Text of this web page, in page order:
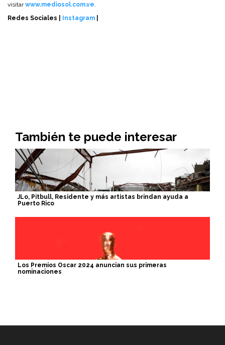
visitarwww.mediosol.com.ve.
Redes Sociales |
Instagram
También te puede interesar
JLo, Pitbull, Residente y más artistas brindan ayuda a
Puerto Rico
Los Premios Oscar 2024 anuncian sus primeras
nominaciones